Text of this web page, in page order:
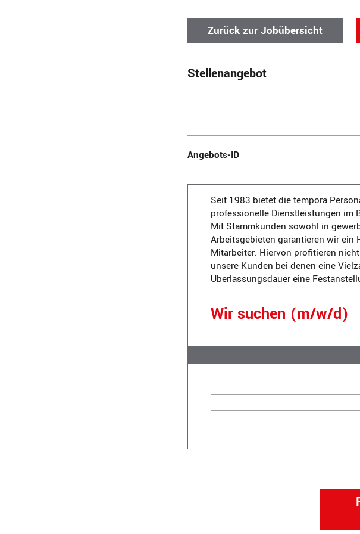
Zurück zur Jobübersicht
Stellenangebot
Angebots-ID
Seit 1983 bietet die tempora
professionelle Dienstleistungen im
Mit Stammkunden sowohl in
Arbeitsgebieten garantieren wir ein
Mitarbeiter. Hiervon profitieren
unsere Kunden bei denen eine
Überlassungsdauer eine
Wir suchen (m/w/d)